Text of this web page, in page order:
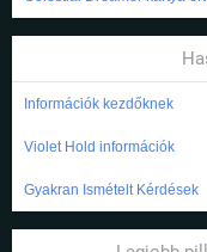
Információk kezdőknek
Violet Hold információk
Gyakran Ismételt Kérdések